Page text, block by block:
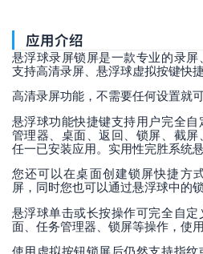
应用介绍
悬浮球录屏锁屏是一款专业的录屏
支持高清录屏、悬浮球虚拟按键快
高清录屏功能，不需要任何设置就可
悬浮球功能快捷键支持用户完全
管理器、桌面、返回、锁屏、截
任一已安装应用。实用性完胜系统悬
您还可以在桌面创建锁屏快捷方
屏，同时您也可以通过悬浮球中的
悬浮球单击或长按操作可完全自
面、任务管理器、锁屏等操作，使用